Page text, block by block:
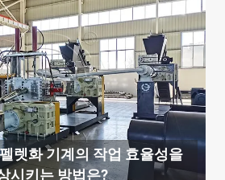
렛화 기계의 작업 효율성을
시키는 방법은?